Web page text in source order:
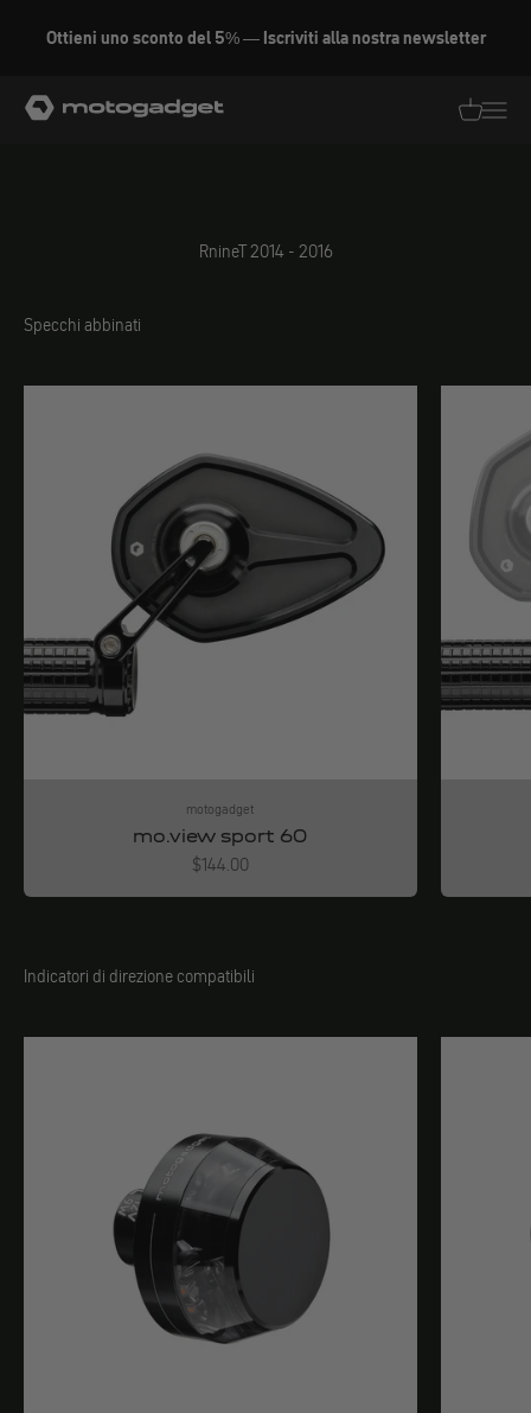
Ottieni uno sconto del 5% — Iscriviti alla nostra newsletter
motogadget GmbH
RnineT 2014 - 2016
Specchi abbinati
motogadget
mo.view sport 60
Angebot
$144.00
Indicatori di direzione compatibili